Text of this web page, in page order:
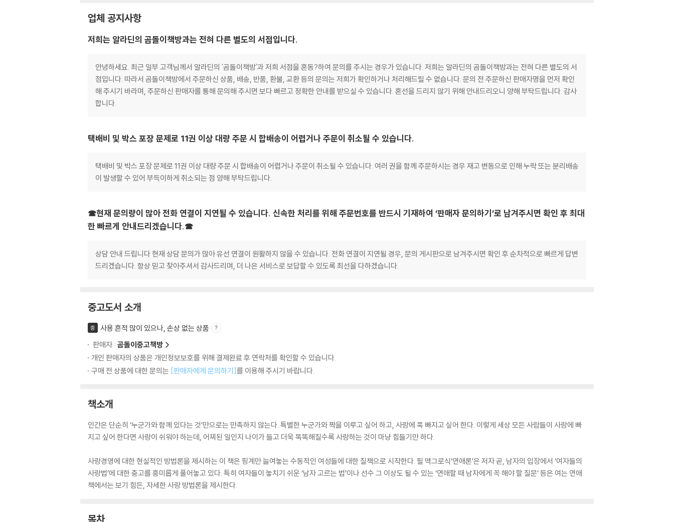
업체 공지사항
저희는 알라딘의 곰돌이책방과는 전혀 다른 별도의 서점입니다.
안녕하세요. 최근 일부 고객님께서 알라딘의 '곰돌이책방'과 저희 서점을 혼동?하여 문의를 주시는 경우가 있습니다. 저희는 알라딘의 곰돌이책방과는 전혀 다른 별도의 서
점입니다. 따라서 곰돌이책방에서 주문하신 상품, 배송, 반품, 환불, 교환 등의 문의는 저희가 확인하거나 처리해드릴 수 없습니다. 문의 전 주문하신 판매자명을 먼저 확인
해 주시기 바라며, 주문하신 판매자를 통해 문의해 주시면 보다 빠르고 정확한 안내를 받으실 수 있습니다. 혼선을 드리지 않기 위해 안내드리오니 양해 부탁드립니다. 감사
합니다.
택배비 및 박스 포장 문제로 11권 이상 대량 주문 시 합배송이 어렵거나 주문이 취소될 수 있습니다.
택배비 및 박스 포장 문제로 11권 이상 대량 주문 시 합배송이 어렵거나 주문이 취소될 수 있습니다. 여러 권을 함께 주문하시는 경우 재고 변동으로 인해 누락 또는 분리배송
이 발생할 수 있어 부득이하게 취소되는 점 양해 부탁드립니다.
☎현재 문의량이 많아 전화 연결이 지연될 수 있습니다. 신속한 처리를 위해 주문번호를 반드시 기재하여 ‘판매자 문의하기’로 남겨주시면 확인 후 최대
한 빠르게 안내드리겠습니다.☎
상담 안내 드립니다 현재 상담 문의가 많아 유선 연결이 원활하지 않을 수 있습니다. 전화 연결이 지연될 경우, 문의 게시판으로 남겨주시면 확인 후 순차적으로 빠르게 답변
드리겠습니다. 항상 믿고 찾아주셔서 감사드리며, 더 나은 서비스로 보답할 수 있도록 최선을 다하겠습니다.
중고도서 소개
중
사용 흔적 많이 있으나, 손상 없는 상품
판매자 : 곰돌이중고책방
개인 판매자의 상품은 개인정보보호를 위해 결제완료 후 연락처를 확인할 수 있습니다.
구매 전 상품에 대한 문의는 [판매자에게 문의하기]를 이용해 주시기 바랍니다.
책소개
인간은 단순히 ‘누군가와 함께 있다는 것’만으로는 만족하지 않는다. 특별한 누군가와 짝을 이루고 싶어 하고, 사랑에 푹 빠지고 싶어 한다. 이렇게 세상 모든 사람들이 사랑에 빠
지고 싶어 한다면 사랑이 쉬워야 하는데, 어찌된 일인지 나이가 들고 더욱 똑똑해질수록 사랑하는 것이 마냥 힘들기만 하다.
사랑경영에 대한 현실적인 방법론을 제시하는 이 책은 핑계만 늘여놓는 수동적인 여성들에 대한 질책으로 시작한다. 필 맥그로식‘연애론’은 저자 곧, 남자의 입장에서 ‘여자들의
사랑법’에 대한 충고를 흥미롭게 풀어놓고 있다. 특히 여자들이 놓치기 쉬운 ‘남자 고르는 법’이나 선수 그 이상도 될 수 있는 ‘연애할 때 남자에게 꼭 해야 할 질문’ 등은 여는 연애
책에서는 보기 힘든, 자세한 사랑 방법론을 제시한다.
목차